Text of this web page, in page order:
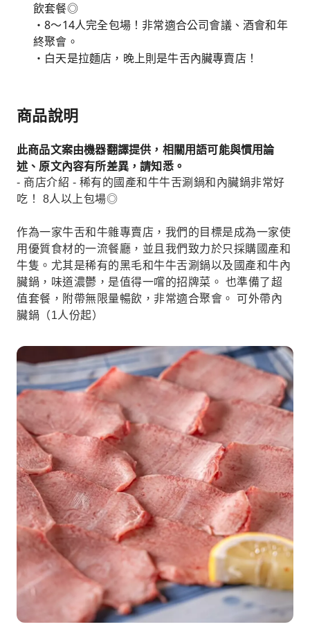
飲套餐◎
・8～14人完全包場！非常適合公司會議、酒會和年
終聚會。
・白天是拉麵店，晚上則是牛舌內臟專賣店！
商品說明
此商品文案由機器翻譯提供，相關用語可能與慣用論
述、原文內容有所差異，請知悉。
- 商店介紹 - 稀有的國產和牛牛舌涮鍋和內臟鍋非常好
吃！ 8人以上包場◎
作為一家牛舌和牛雜專賣店，我們的目標是成為一家使
用優質食材的一流餐廳，並且我們致力於只採購國產和
牛隻。尤其是稀有的黑毛和牛牛舌涮鍋以及國產和牛內
臟鍋，味道濃鬱，是值得一嚐的招牌菜。 也準備了超
值套餐，附帶無限量暢飲，非常適合聚會。 可外帶內
臟鍋（1人份起）